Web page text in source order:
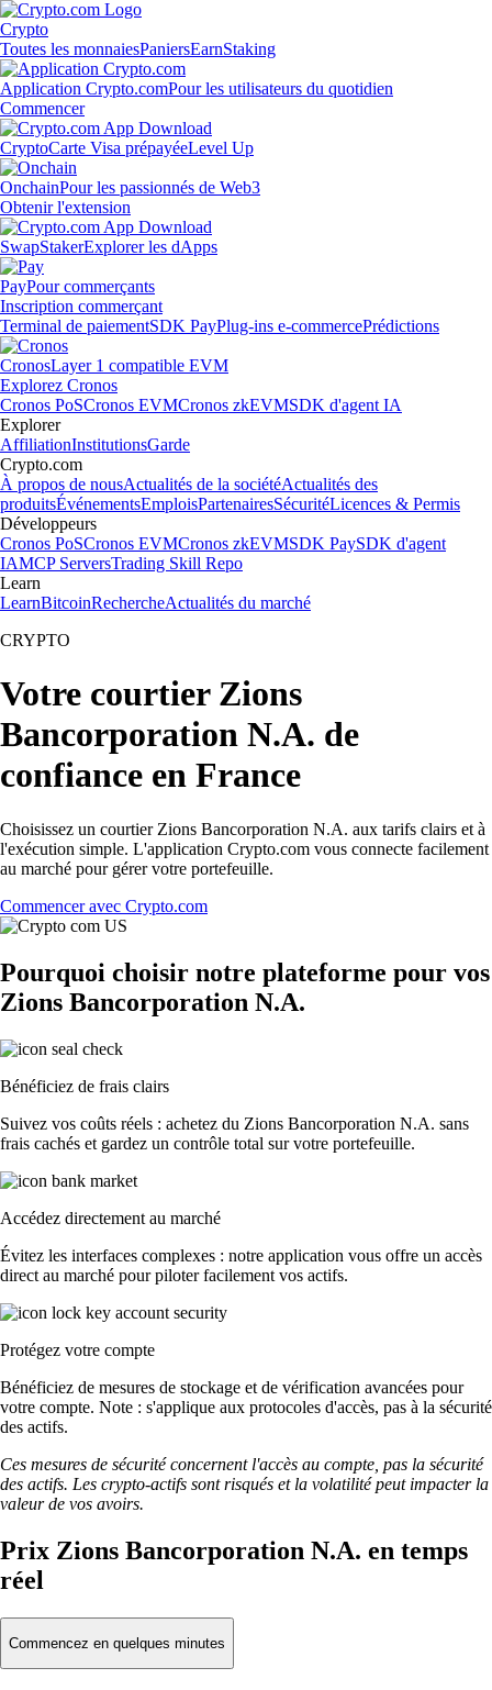
Crypto
Toutes les monnaiesPaniersEarnStaking
Application Crypto.comPour les utilisateurs du quotidien
Commencer
CryptoCarte Visa prépayéeLevel Up
OnchainPour les passionnés de Web3
Obtenir l'extension
SwapStakerExplorer les dApps
PayPour commerçants
Inscription commerçant
Terminal de paiementSDK PayPlug-ins e-commercePrédictions
CronosLayer 1 compatible EVM
Explorez Cronos
Cronos PoSCronos EVMCronos zkEVMSDK d'agent IA
Explorer
AffiliationInstitutionsGarde
Crypto.com
À propos de nousActualités de la sociétéActualités des
produitsÉvénementsEmploisPartenairesSécuritéLicences & Permis
Développeurs
Cronos PoSCronos EVMCronos zkEVMSDK PaySDK d'agent
IAMCP ServersTrading Skill Repo
Learn
LearnBitcoinRechercheActualités du marché
CRYPTO
Votre courtier Zions
Bancorporation N.A. de
confiance en France
Choisissez un courtier Zions Bancorporation N.A. aux tarifs clairs et à
l'exécution simple. L'application Crypto.com vous connecte facilement
au marché pour gérer votre portefeuille.
Commencer avec Crypto.com
Pourquoi choisir notre plateforme pour vos
Zions Bancorporation N.A.
Bénéficiez de frais clairs
Suivez vos coûts réels : achetez du Zions Bancorporation N.A. sans
frais cachés et gardez un contrôle total sur votre portefeuille.
Accédez directement au marché
Évitez les interfaces complexes : notre application vous offre un accès
direct au marché pour piloter facilement vos actifs.
Protégez votre compte
Bénéficiez de mesures de stockage et de vérification avancées pour
votre compte. Note : s'applique aux protocoles d'accès, pas à la sécurité
des actifs.
Ces mesures de sécurité concernent l'accès au compte, pas la sécurité
des actifs. Les crypto-actifs sont risqués et la volatilité peut impacter la
valeur de vos avoirs.
Prix Zions Bancorporation N.A. en temps
réel
Commencez en quelques minutes